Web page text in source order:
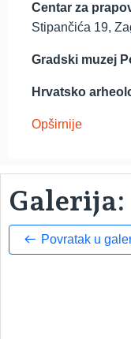
Centar za
Stipančića 19,
Gradski muzej
Hrvatsko
Opširnije
Povratak u